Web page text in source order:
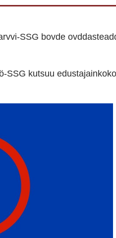
SSG bovde
SSG kutsuu